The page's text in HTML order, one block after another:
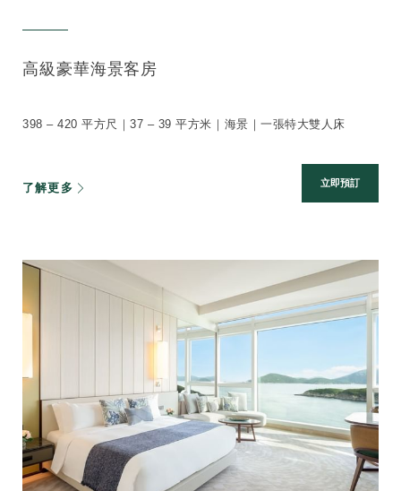
高級豪華海景客房
398 – 420 平方尺｜37 – 39 平方米｜海景｜一張特大雙人床
了解更多 立即預訂